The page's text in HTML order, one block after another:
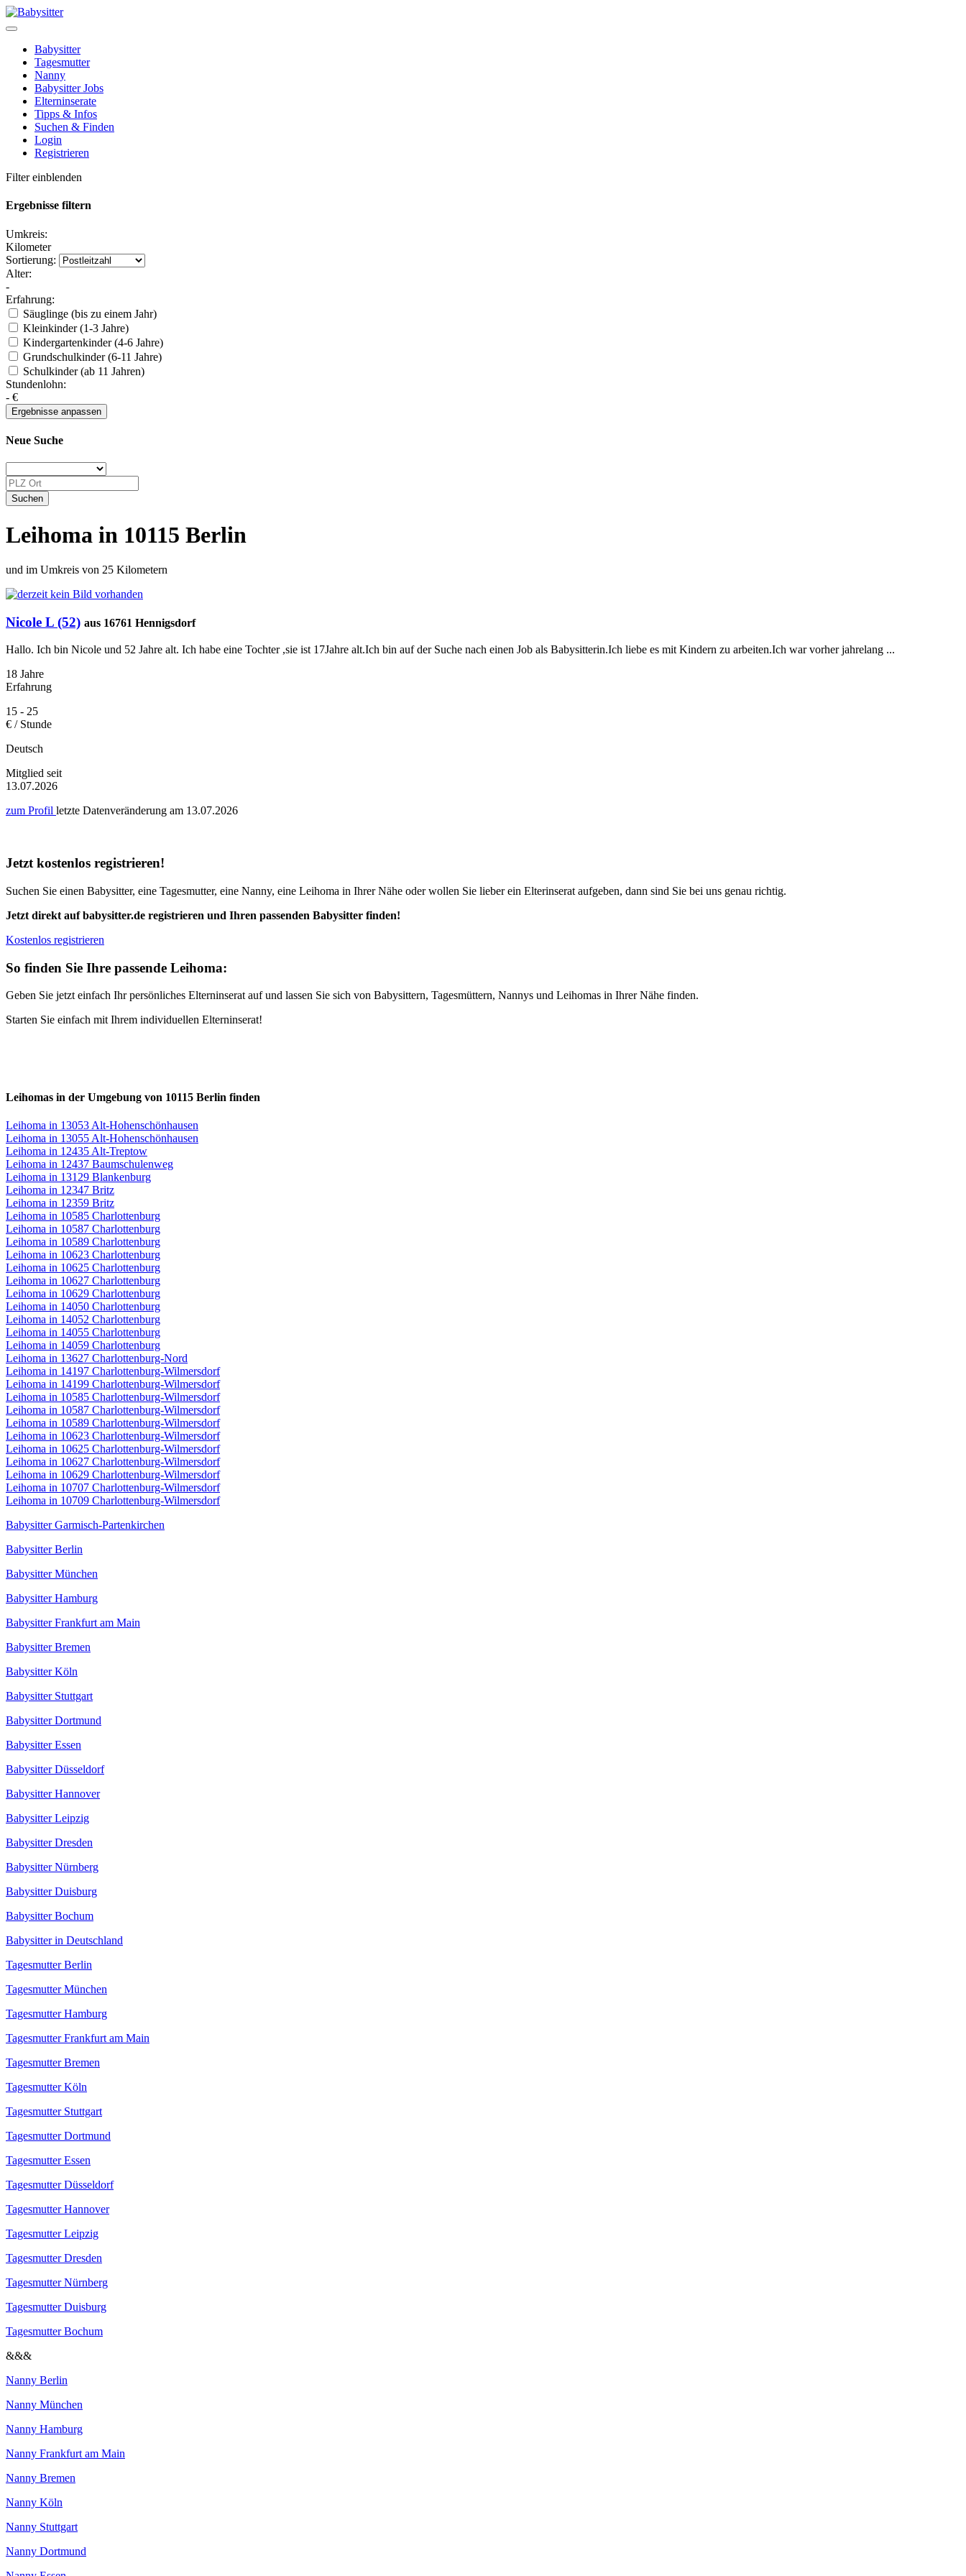
Babysitter
Tagesmutter
Nanny
Babysitter Jobs
Elterninserate
Tipps & Infos
Suchen & Finden
Login
Registrieren
Filter einblenden
Ergebnisse filtern
Umkreis:
Kilometer
Sortierung:
Alter:
-
Erfahrung:
Säuglinge (bis zu einem Jahr)
Kleinkinder (1-3 Jahre)
Kindergartenkinder (4-6 Jahre)
Grundschulkinder (6-11 Jahre)
Schulkinder (ab 11 Jahren)
Stundenlohn:
- €
Neue Suche
Leihoma in 10115 Berlin
und im Umkreis von 25 Kilometern
Nicole L (52) aus 16761 Hennigsdorf
Hallo. Ich bin Nicole und 52 Jahre alt. Ich habe eine Tochter ,sie ist 17Jahre alt.Ich bin auf der Suche nach einen Job als Babysitterin.Ich liebe es mit Kindern zu arbeiten.Ich war vorher jahrelang ...
18 Jahre
Erfahrung
15 - 25
€ / Stunde
Deutsch
Mitglied seit
13.07.2026
zum Profil letzte Datenveränderung am 13.07.2026
Jetzt kostenlos registrieren!
Suchen Sie einen Babysitter, eine Tagesmutter, eine Nanny, eine Leihoma in Ihrer Nähe oder wollen Sie lieber ein Elterinserat aufgeben, dann sind Sie bei uns genau richtig.
Jetzt direkt auf babysitter.de registrieren und Ihren passenden Babysitter finden!
Kostenlos registrieren
So finden Sie Ihre passende Leihoma:
Geben Sie jetzt einfach Ihr persönliches Elterninserat auf und lassen Sie sich von Babysittern, Tagesmüttern, Nannys und Leihomas in Ihrer Nähe finden.
Starten Sie einfach mit Ihrem individuellen Elterninserat!
Leihomas in der Umgebung von 10115 Berlin finden
Leihoma in 13053 Alt-Hohenschönhausen
Leihoma in 13055 Alt-Hohenschönhausen
Leihoma in 12435 Alt-Treptow
Leihoma in 12437 Baumschulenweg
Leihoma in 13129 Blankenburg
Leihoma in 12347 Britz
Leihoma in 12359 Britz
Leihoma in 10585 Charlottenburg
Leihoma in 10587 Charlottenburg
Leihoma in 10589 Charlottenburg
Leihoma in 10623 Charlottenburg
Leihoma in 10625 Charlottenburg
Leihoma in 10627 Charlottenburg
Leihoma in 10629 Charlottenburg
Leihoma in 14050 Charlottenburg
Leihoma in 14052 Charlottenburg
Leihoma in 14055 Charlottenburg
Leihoma in 14059 Charlottenburg
Leihoma in 13627 Charlottenburg-Nord
Leihoma in 14197 Charlottenburg-Wilmersdorf
Leihoma in 14199 Charlottenburg-Wilmersdorf
Leihoma in 10585 Charlottenburg-Wilmersdorf
Leihoma in 10587 Charlottenburg-Wilmersdorf
Leihoma in 10589 Charlottenburg-Wilmersdorf
Leihoma in 10623 Charlottenburg-Wilmersdorf
Leihoma in 10625 Charlottenburg-Wilmersdorf
Leihoma in 10627 Charlottenburg-Wilmersdorf
Leihoma in 10629 Charlottenburg-Wilmersdorf
Leihoma in 10707 Charlottenburg-Wilmersdorf
Leihoma in 10709 Charlottenburg-Wilmersdorf
Babysitter Garmisch-Partenkirchen
Babysitter Berlin
Babysitter München
Babysitter Hamburg
Babysitter Frankfurt am Main
Babysitter Bremen
Babysitter Köln
Babysitter Stuttgart
Babysitter Dortmund
Babysitter Essen
Babysitter Düsseldorf
Babysitter Hannover
Babysitter Leipzig
Babysitter Dresden
Babysitter Nürnberg
Babysitter Duisburg
Babysitter Bochum
Babysitter in Deutschland
Tagesmutter Berlin
Tagesmutter München
Tagesmutter Hamburg
Tagesmutter Frankfurt am Main
Tagesmutter Bremen
Tagesmutter Köln
Tagesmutter Stuttgart
Tagesmutter Dortmund
Tagesmutter Essen
Tagesmutter Düsseldorf
Tagesmutter Hannover
Tagesmutter Leipzig
Tagesmutter Dresden
Tagesmutter Nürnberg
Tagesmutter Duisburg
Tagesmutter Bochum
&&&
Nanny Berlin
Nanny München
Nanny Hamburg
Nanny Frankfurt am Main
Nanny Bremen
Nanny Köln
Nanny Stuttgart
Nanny Dortmund